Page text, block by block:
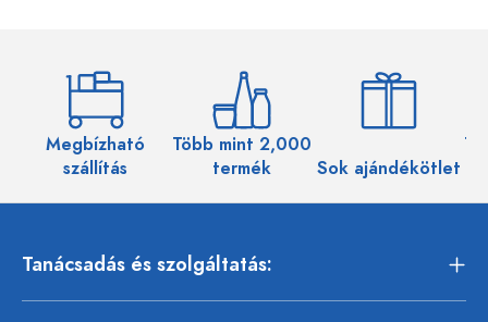
Megbízható
szállítás
Több mint 2,000
termék
Sok ajándékötlet
Tanácsadás és szolgáltatás: